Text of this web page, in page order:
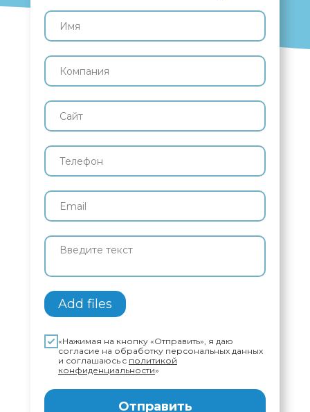
Add files
«Нажимая на кнопку «Отправить», я даю
согласие на обработку персональных данных
и соглашаюсь c политикой
конфиденциальности»
Отправить